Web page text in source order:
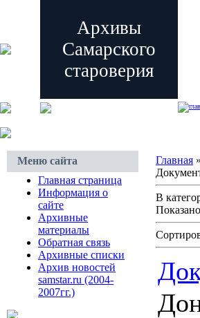
Архивы
Самарского
староверия
Меню сайта
Главная страница
Информация о
сайте
Архивные
материалы
Обратная связь
Архивные списки
Архив новостей
samstar.ru (2004-
2007гг.)
Главная »
В